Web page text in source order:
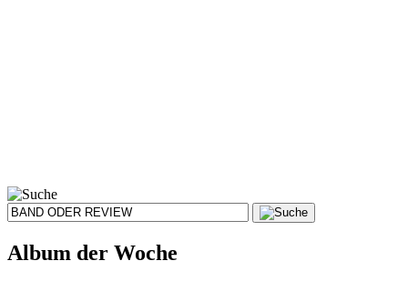
Album der Woche